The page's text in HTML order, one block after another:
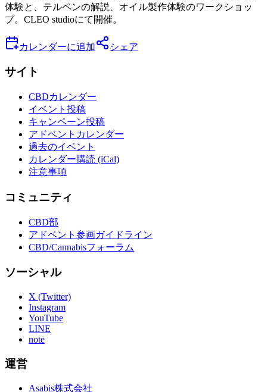
体験と、テルペンの解説、オイル製作体験のワークショッ
プ。CLEO studioにて開催。
カレンダーに追加 シェア
サイト
CBDカレンダー
イベント投稿
キャンペーン投稿
アドベントカレンダー
過去のイベント
カレンダー購読 (iCal)
注意事項
コミュニティ
CBD部
アドベント参画ガイドライン
CBD/Cannabisフォーラム
ソーシャル
X (Twitter)
Instagram
YouTube
LINE
note
運営
Asabis株式会社